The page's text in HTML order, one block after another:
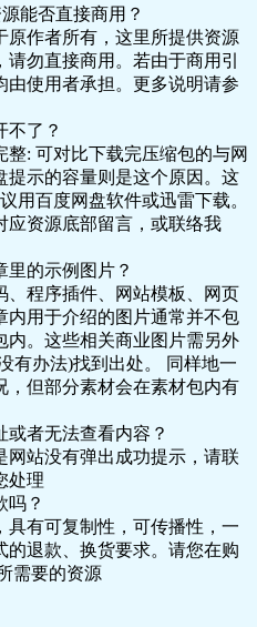
.pdf
的原理（共6讲）
06｜疾病是人类进化的遗
07｜病因追寻：疾病认知
07｜病因追寻：疾病认知
.mp3
08丨病与症：为什么这些
.pdf
09丨代偿：疾病不是突然
突然发现的.mp3
09丨代偿：疾病不是突然
突然发现的.pdf
10丨内共生：认知疾病的
10丨内共生：认知疾病的
11丨健康的底层逻辑：人
11丨健康的底层逻辑：人
能否直接商用？
原作者所有，这里所提供资源
勿直接商用。若由于商用引
由使用者承担。更多说明请参
不了？
: 可对比下载完压缩包的与网
提示的容量则是这个原因。这
用百度网盘软件或迅雷下载。
应资源底部留言，或联络我
里的示例图片？
、程序插件、网站模板、网页
内用于介绍的图片通常并不包
内。这些相关商业图片需另外
有办法)找到出处。 同样地一
，但部分素材会在素材包内有
者无法查看内容？
网站没有弹出成功提示，请联
处理
吗？
具有可复制性，可传播性，一
的退款、换货要求。请您在购
需要的资源